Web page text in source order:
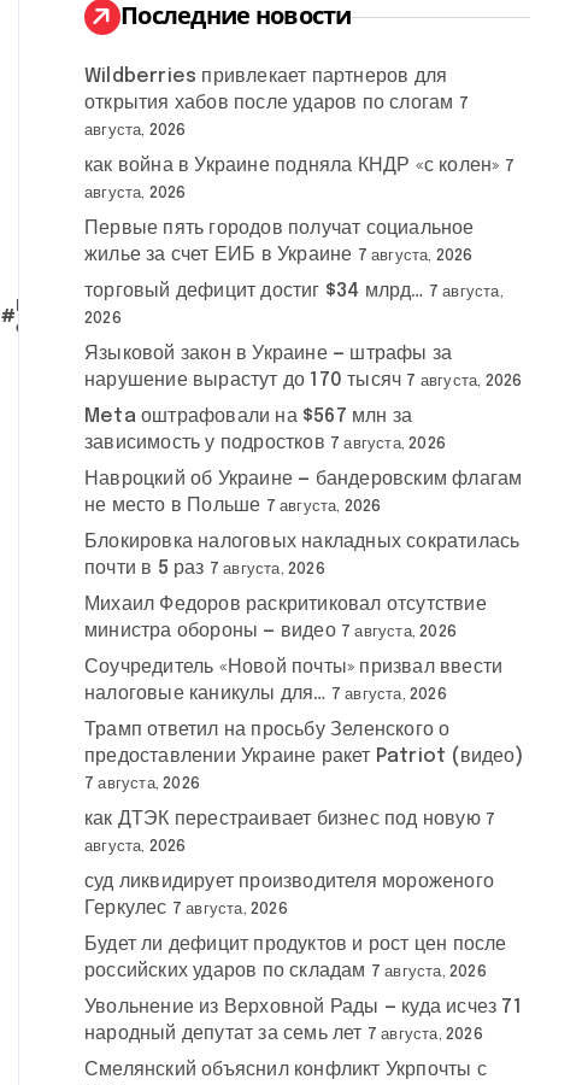
#
Фицо
#Украина
:
Последние новости
Wildberries привлекает партнеров для
открытия хабов после ударов по слогам 7
августа, 2026
как война в Украине подняла КНДР «с колен» 7
августа, 2026
Первые пять городов получат социальное
жилье за счет ЕИБ в Украине 7 августа, 2026
торговый дефицит достиг $34 млрд… 7 августа,
2026
Языковой закон в Украине — штрафы за
нарушение вырастут до 170 тысяч 7 августа, 2026
Meta оштрафовали на $567 млн за
зависимость у подростков 7 августа, 2026
Навроцкий об Украине — бандеровским флагам
не место в Польше 7 августа, 2026
Блокировка налоговых накладных сократилась
почти в 5 раз 7 августа, 2026
Михаил Федоров раскритиковал отсутствие
министра обороны — видео 7 августа, 2026
Соучредитель «Новой почты» призвал ввести
налоговые каникулы для… 7 августа, 2026
Трамп ответил на просьбу Зеленского о
предоставлении Украине ракет Patriot (видео)
7 августа, 2026
как ДТЭК перестраивает бизнес под новую 7
августа, 2026
суд ликвидирует производителя мороженого
Геркулес 7 августа, 2026
Будет ли дефицит продуктов и рост цен после
российских ударов по складам 7 августа, 2026
Увольнение из Верховной Рады — куда исчез 71
народный депутат за семь лет 7 августа, 2026
Смелянский объяснил конфликт Укрпочты с